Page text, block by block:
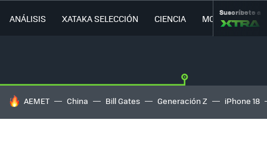
ANÁLISIS XATAKA SELECCIÓN CIENCIA MOVILIDAD
Suscríbete a
HOY SE HABLA DE
AEMET China Bill Gates Generación Z iPhone 18